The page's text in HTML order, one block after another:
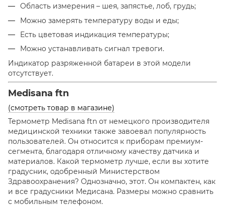
Область измерения – шея, запястье, лоб, грудь;
Можно замерять температуру воды и еды;
Есть цветовая индикация температуры;
Можно устанавливать сигнал тревоги.
Индикатор разряженной батареи в этой модели
отсутствует.
Medisana ftn
(смотреть товар в магазине)
Термометр Medisana ftn от немецкого производителя
медицинской техники также завоевал популярность
пользователей. Он относится к приборам премиум-
сегмента, благодаря отличному качеству датчика и
материалов. Какой термометр лучше, если вы хотите
градусник, одобренный Министерством
Здравоохранения? Однозначно, этот. Он компактен, как
и все градусники Медисана. Размеры можно сравнить
с мобильным телефоном.